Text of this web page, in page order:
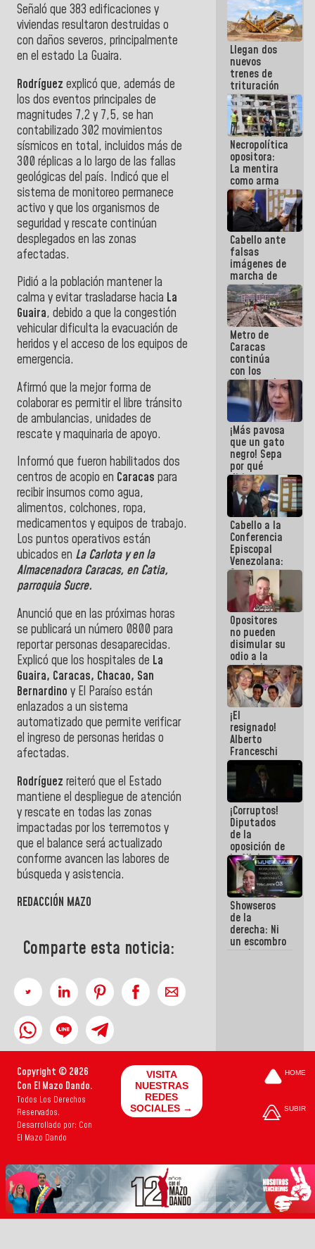
Señaló que 383 edificaciones y
viviendas resultaron destruidas o
con daños severos, principalmente
en el estado La Guaira.
Rodríguez explicó que, además de
los dos eventos principales de
magnitudes 7,2 y 7,5, se han
contabilizado 302 movimientos
sísmicos en total, incluidos más de
300 réplicas a lo largo de las fallas
geológicas del país. Indicó que el
sistema de monitoreo permanece
activo y que los organismos de
seguridad y rescate continúan
desplegados en las zonas
afectadas.
Pidió a la población mantener la
calma y evitar trasladarse hacia La
Guaira, debido a que la congestión
vehicular dificulta la evacuación de
heridos y el acceso de los equipos de
emergencia.
Afirmó que la mejor forma de
colaborar es permitir el libre tránsito
de ambulancias, unidades de
rescate y maquinaria de apoyo.
Informó que fueron habilitados dos
centros de acopio en Caracas para
recibir insumos como agua,
alimentos, colchones, ropa,
medicamentos y equipos de trabajo.
Los puntos operativos están
ubicados en La Carlota y en la
Almacenadora Caracas, en Catia,
parroquia Sucre.
Anunció que en las próximas horas
se publicará un número 0800 para
reportar personas desaparecidas.
Explicó que los hospitales de La
Guaira, Caracas, Chacao, San
Bernardino y El Paraíso están
enlazados a un sistema
automatizado que permite verificar
el ingreso de personas heridas o
afectadas.
Rodríguez reiteró que el Estado
mantiene el despliegue de atención
y rescate en todas las zonas
impactadas por los terremotos y
que el balance será actualizado
conforme avancen las labores de
búsqueda y asistencia.
REDACCIÓN MAZO
Comparte esta noticia:
Llegan dos
nuevos
trenes de
trituración
para
optimizar
manejo de
escombros
en La Guaira
Necropolítica
opositora:
La mentira
como arma
contra el
Pueblo
Cabello ante
falsas
imágenes de
marcha de
extremistas:
Son unos
coberos,
viven de la
mentira
Metro de
Caracas
continúa
con los
trabajos de
mantenimiento
e inspección
en la Línea 2
¡Más pavosa
que un gato
negro! Sepa
por qué
dirigentes
opositores
se
desmarcan
de La Sayo
Cabello a la
Conferencia
Episcopal
Venezolana:
Son unos
inmorales,
ni una
botella de
agua han
llevado
Opositores
no pueden
disimular su
odio a la
paz del
pueblo
¡El
resignado!
Alberto
Franceschi
muestra su
frustración
ante
burguesía
de siempre
¡Corruptos!
Diputados
de la
oposición de
la AN de
2015
derrocharon
el dinero de
los
venezolanos
Showseros
de la
derecha: Ni
un escombro
movieron
Copyright © 2026
Con El Mazo Dando.
Todos Los Derechos
Reservados.
Desarrollado por: Con
El Mazo Dando
VISITA
NUESTRAS
REDES
SOCIALES →
HOME
SUBIR